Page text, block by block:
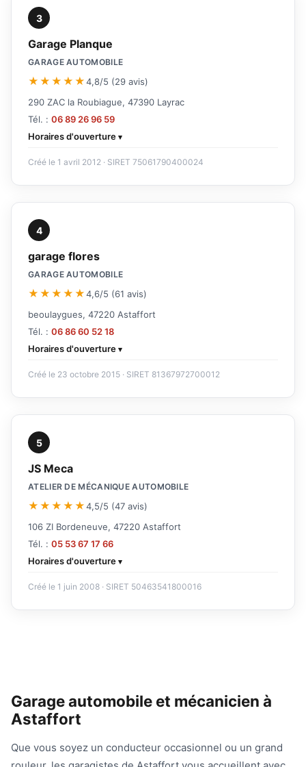
3
Garage Planque
GARAGE AUTOMOBILE
★★★★★4,8/5 (29 avis)
290 ZAC la Roubiague, 47390 Layrac
Tél. : 06 89 26 96 59
Horaires d'ouverture
Créé le 1 avril 2012 · SIRET 75061790400024
4
garage flores
GARAGE AUTOMOBILE
★★★★★4,6/5 (61 avis)
beoulaygues, 47220 Astaffort
Tél. : 06 86 60 52 18
Horaires d'ouverture
Créé le 23 octobre 2015 · SIRET 81367972700012
5
JS Meca
ATELIER DE MÉCANIQUE AUTOMOBILE
★★★★★4,5/5 (47 avis)
106 ZI Bordeneuve, 47220 Astaffort
Tél. : 05 53 67 17 66
Horaires d'ouverture
Créé le 1 juin 2008 · SIRET 50463541800016
Garage automobile et mécanicien à
Astaffort
Que vous soyez un conducteur occasionnel ou un grand